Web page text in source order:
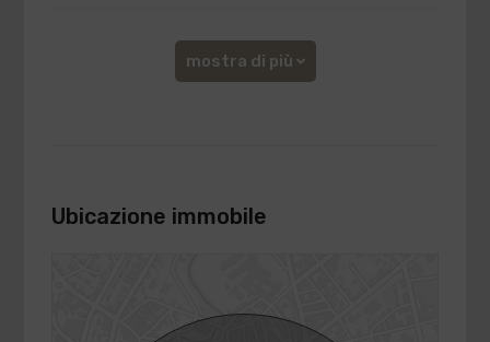
mostra di più
Ubicazione immobile